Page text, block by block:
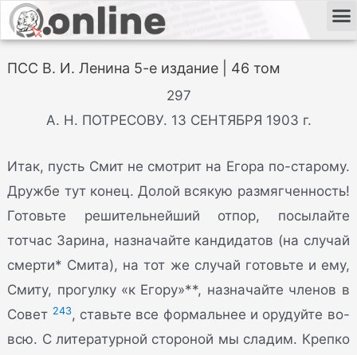
ПСС В. И. Ленина 5-е издание | 46 том
297
А. Н. ПОТРЕСОВУ. 13 СЕНТЯБРЯ 1903 г.
Итак, пусть Смит не смотрит на Егора по-старому.
Дружбе тут конец. Долой всякую размягченность!
Готовьте решительнейший отпор, посылайте
тотчас Зарина, назначайте кандидатов (на случай
смерти* Смита), на тот же случай готовьте и ему,
Смиту, прогулку «к Егору»**, назначайте членов в
Совет 243, ставьте все формальнее и орудуйте во-
всю. С литературной стороной мы сладим. Крепко